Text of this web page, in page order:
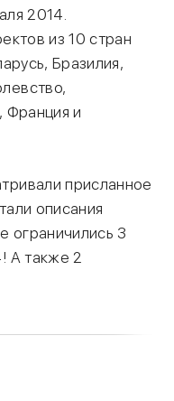
2014.
из 10 стран
Бразилия,
Франция и
присланное
описания
ограничились 3
А также 2